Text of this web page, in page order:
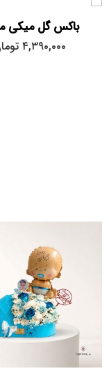
باکس گل میکی
۴,۳۹۰,۰۰۰